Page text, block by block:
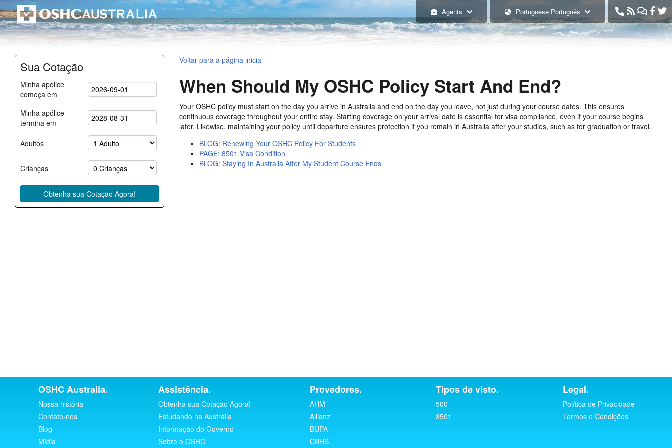
Agents Portuguese Português +61 7 3333
Sua Cotação
Minha apólice
começa em
Minha apólice
termina em
Adultos
Crianças
Voltar para a página inicial
When Should My OSHC Policy Start And End?
Your OSHC policy must start on the day you arrive in Australia and end on the day you leave, not just during your course dates. This ensures
continuous coverage throughout your entire stay. Starting coverage on your arrival date is essential for visa compliance, even if your course begins
later. Likewise, maintaining your policy until departure ensures protection if you remain in Australia after your studies, such as for graduation or travel.
BLOG: Renewing Your OSHC Policy For Students
PAGE: 8501 Visa Condition
BLOG: Staying In Australia After My Student Course Ends
OSHC Australia.
Nossa história
Contate-nos
Blog
Mídia
Assistência.
Obtenha sua Cotação Agora!
Estudando na Austrália
Informação do Governo
Sobre o OSHC
Provedores.
AHM
Allianz
BUPA
CBHS
Tipos de visto.
500
8501
Legal.
Política de Privacidade
Termos e Condições